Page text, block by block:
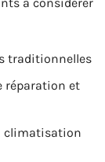
traditionnelles
réparation et
climatisation